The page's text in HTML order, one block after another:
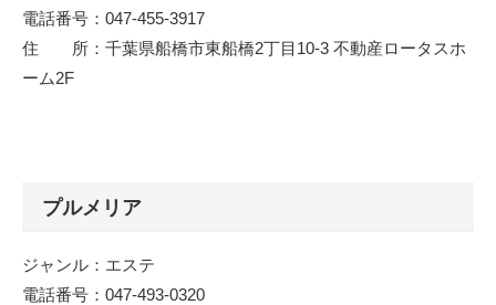
電話番号：047-455-3917
住 所：千葉県船橋市東船橋2丁目10-3 不動産ロータスホ
ーム2F
プルメリア
ジャンル：エステ
電話番号：047-493-0320